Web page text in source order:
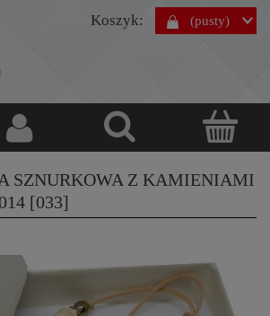
Koszyk: (pusty)
SZNURKOWA Z KAMIENIAMI
[033]